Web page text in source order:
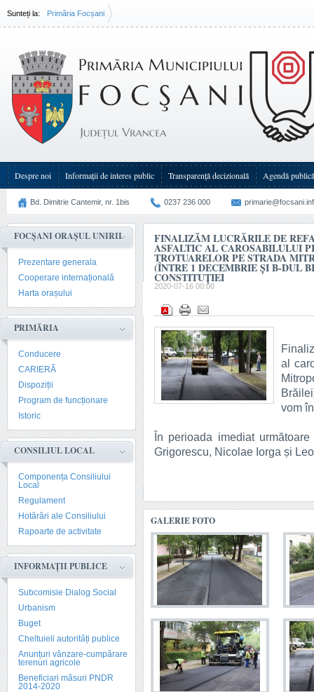
Sunteți la: Primăria Focșani
Despre noi Informații de interes public Transparenţă decizională Agendă publică
Bd. Dimitrie Cantemir, nr. 1bis 0237 236 000
FOCȘANI ORAȘUL UNIRII
Prezentare generala
Cooperare internațională
Harta orașului
PRIMĂRIA
Conducere
CARIERĂ
Dispoziții
Program de funcționare
Istoric
CONSILIUL LOCAL
Componența Consiliului
Local
Regulament
Hotărâri ale Consiliului
Rapoarte de activitate
INFORMAȚII PUBLICE
Subcomisie Dialog Social
Urbanism
Buget
Cheltuieli autorități publice
Anunțuri vânzare-cumpărare
terenuri agricole
Beneficiari măsuri PNDR
2014-2020
FINALIZĂM LUCRĂRILE DE
ASFALTIC AL CAROSABILULUI
TROTUARELOR PE STRADA
(ÎNTRE 1 DECEMBRIE ȘI B-DUL
CONSTITUȚIEI
2020-07-16 00:00
al
vom
În perioada imediat
Grigorescu, Nicolae Iorga și
GALERIE FOTO